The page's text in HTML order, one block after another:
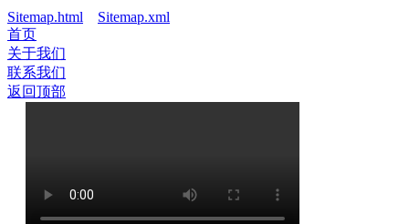
Sitemap.html
Sitemap.xml
首页
关于我们
联系我们
返回顶部